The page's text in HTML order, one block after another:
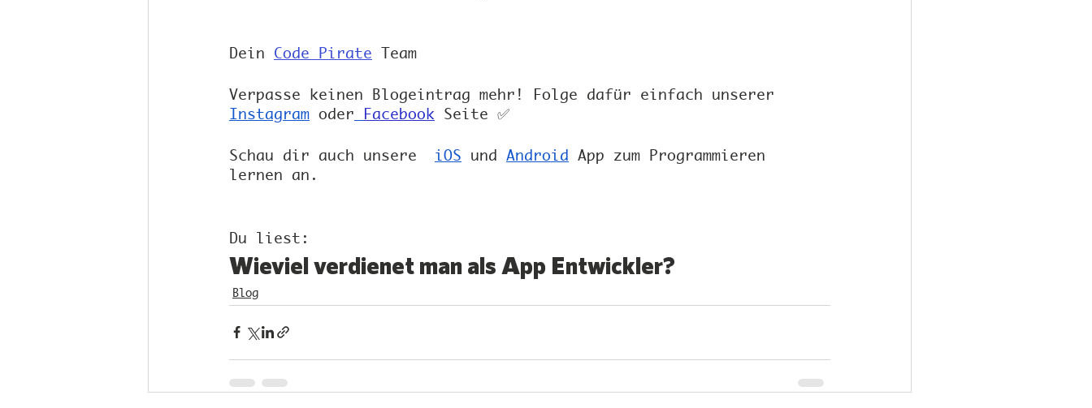
Dein Code Pirate Team
Verpasse keinen Blogeintrag mehr! Folge dafür einfach unserer
Instagram oder Facebook Seite ✅
Schau dir auch unsere iOS und Android App zum Programmieren
lernen an.
Du liest:
Wieviel verdienet man als App Entwickler?
Blog